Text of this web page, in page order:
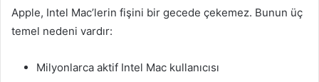
Apple, Intel Mac’lerin fişini bir gecede çekemez. Bunun üç
temel nedeni vardır:
Milyonlarca aktif Intel Mac kullanıcısı